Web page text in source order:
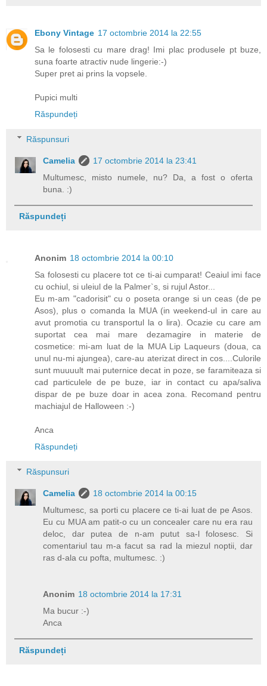
Ebony Vintage 17 octombrie 2014 la 22:55
Sa le folosesti cu mare drag! Imi plac produsele pt buze,
suna foarte atractiv nude lingerie:-)
Super pret ai prins la vopsele.
Pupici multi
Răspundeți
Răspunsuri
Camelia
17 octombrie 2014 la 23:41
Multumesc, misto numele, nu? Da, a fost o oferta
buna. :)
Răspundeți
Anonim 18 octombrie 2014 la 00:10
Sa folosesti cu placere tot ce ti-ai cumparat! Ceaiul imi face
cu ochiul, si uleiul de la Palmer`s, si rujul Astor...
Eu m-am "cadorisit" cu o poseta orange si un ceas (de pe
Asos), plus o comanda la MUA (in weekend-ul in care au
avut promotia cu transportul la o lira). Ocazie cu care am
suportat cea mai mare dezamagire in materie de
cosmetice: mi-am luat de la MUA Lip Laqueurs (doua, ca
unul nu-mi ajungea), care-au aterizat direct in cos....Culorile
sunt muuuult mai puternice decat in poze, se faramiteaza si
cad particulele de pe buze, iar in contact cu apa/saliva
dispar de pe buze doar in acea zona. Recomand pentru
machiajul de Halloween :-)
Anca
Răspundeți
Răspunsuri
Camelia
18 octombrie 2014 la 00:15
Multumesc, sa porti cu placere ce ti-ai luat de pe Asos.
Eu cu MUA am patit-o cu un concealer care nu era rau
deloc, dar putea de n-am putut sa-l folosesc. Si
comentariul tau m-a facut sa rad la miezul noptii, dar
ras d-ala cu pofta, multumesc. :)
Anonim 18 octombrie 2014 la 17:31
Ma bucur :-)
Anca
Răspundeți